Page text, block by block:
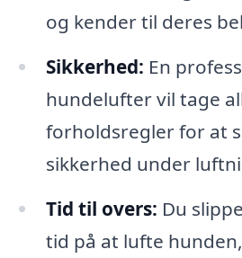
og kender til deres
Sikkerhed: En
hundelufter vil tage
forholdsregler for at
sikkerhed under
Tid til overs: Du
tid på at lufte